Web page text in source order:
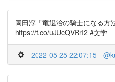
岡田淳「竜退治の騎士になる方
https://t.co/uJUcQVRrI2 #文学
2022-05-25 22:07:15